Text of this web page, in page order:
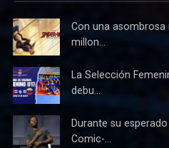
Con una
millon...
La Selección
debu...
Durante su
Comic-...